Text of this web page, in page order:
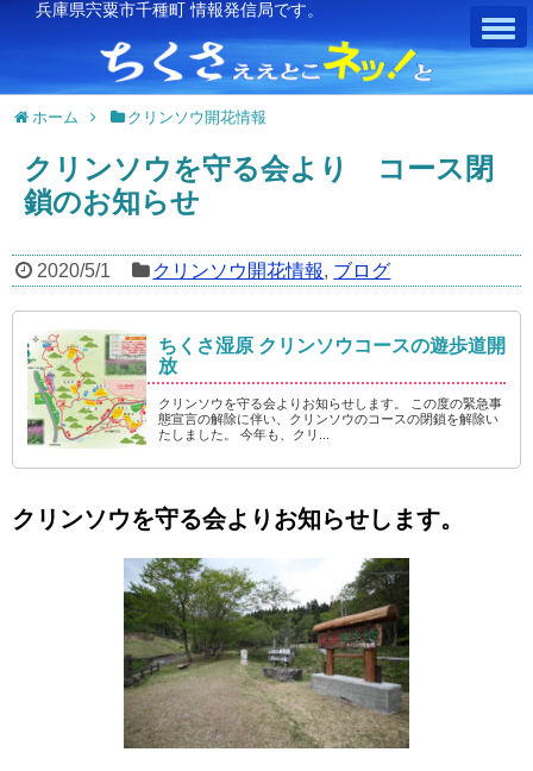
兵庫県宍粟市千種町 情報発信局です。
ホーム クリンソウ開花情報
クリンソウを守る会より コース閉
鎖のお知らせ
2020/5/1 クリンソウ開花情報, ブログ
ちくさ湿原 クリンソウコースの遊歩道開
放
クリンソウを守る会よりお知らせします。 この度の緊急事
態宣言の解除に伴い、クリンソウのコースの閉鎖を解除い
たしました。 今年も、クリ...
クリンソウを守る会よりお知らせします。